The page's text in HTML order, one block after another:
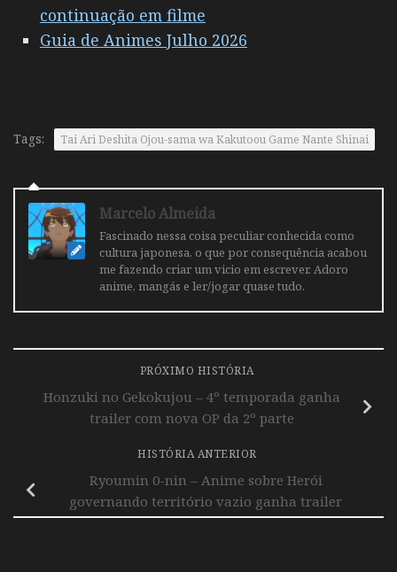
continuação em filme
Guia de Animes Julho 2026
Tags: Tai Ari Deshita Ojоu-sama wa Kakutоou Game Nante Shinai
Marcelo Almeida
Fascinado nessa coisa peculiar conhecida como
cultura japonesa, o que por consequência acabou
me fazendo criar um vicio em escrever. Adoro
anime, mangás e ler/jogar quase tudo.
PRÓXIMO HISTÓRIA
Honzuki no Gekokujou – 4º temporada ganha
trailer com nova OP da 2º parte
HISTÓRIA ANTERIOR
Ryoumin 0-nin – Anime sobre Herói
governando território vazio ganha trailer